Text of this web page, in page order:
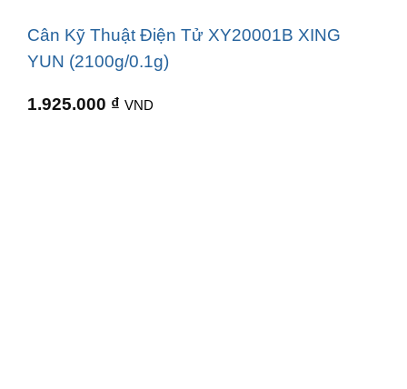
Cân Kỹ Thuật Điện Tử XY20001B XING
YUN (2100g/0.1g)
1.925.000 ₫ VND